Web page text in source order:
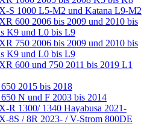
S 1000 L5-M2 und Katana L9-M2
600 2006 bis 2009 und 2010 bis
K9 und L0 bis L9
750 2006 bis 2009 und 2010 bis
K9 und L0 bis L9
600 und 750 2011 bis 2019 L1
2015 bis 2018
N und F 2003 bis 2014
R 1300/ 1340 Hayabusa 2021-
8S / 8R 2023- / V-Strom 800DE